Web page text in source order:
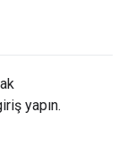
yapın.